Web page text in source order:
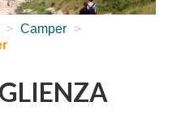
INFO UTILI
> Camper >